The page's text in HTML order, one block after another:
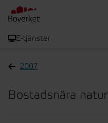
E-tjänster
2007
Bostadsnära natur